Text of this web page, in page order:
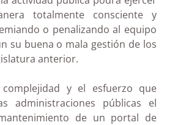
totalmente consciente y
o penalizando al equipo
su buena o mala gestión de los
anterior.
y el esfuerzo que
administraciones públicas el
de un portal de